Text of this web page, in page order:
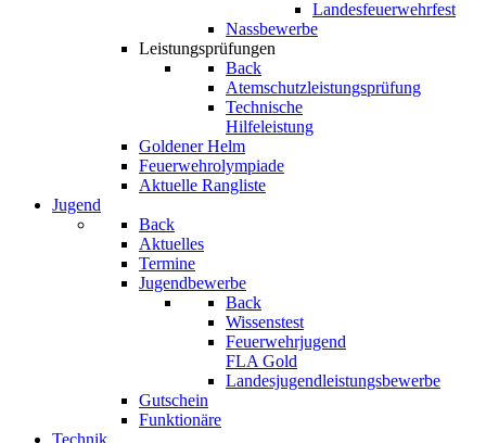
Landesfeuerwehrfest
Nassbewerbe
Leistungsprüfungen
Back
Atemschutzleistungsprüfung
Technische
Hilfeleistung
Goldener Helm
Feuerwehrolympiade
Aktuelle Rangliste
Jugend
Back
Aktuelles
Termine
Jugendbewerbe
Back
Wissenstest
Feuerwehrjugend
FLA Gold
Landesjugendleistungsbewerbe
Gutschein
Funktionäre
Technik